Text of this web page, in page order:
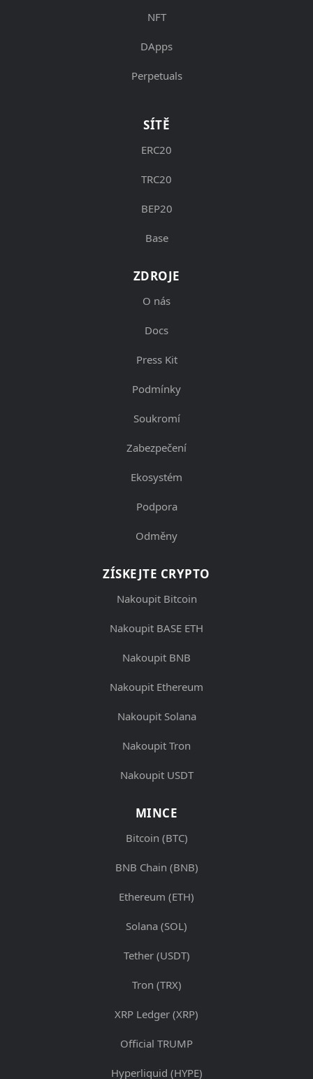
NFT
DApps
Perpetuals
SÍTĚ
ERC20
TRC20
BEP20
Base
ZDROJE
O nás
Docs
Press Kit
Podmínky
Soukromí
Zabezpečení
Ekosystém
Podpora
Odměny
ZÍSKEJTE CRYPTO
Nakoupit Bitcoin
Nakoupit BASE ETH
Nakoupit BNB
Nakoupit Ethereum
Nakoupit Solana
Nakoupit Tron
Nakoupit USDT
MINCE
Bitcoin (BTC)
BNB Chain (BNB)
Ethereum (ETH)
Solana (SOL)
Tether (USDT)
Tron (TRX)
XRP Ledger (XRP)
Official TRUMP
Hyperliquid (HYPE)